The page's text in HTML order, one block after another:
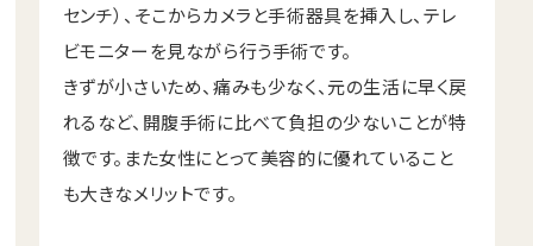
センチ）、そこからカメラと手術器具を挿入し、テレ
ビモニターを見ながら行う手術です。
きずが小さいため、痛みも少なく、元の生活に早く戻
れるなど、開腹手術に比べて負担の少ないことが特
徴です。また女性にとって美容的に優れていること
も大きなメリットです。